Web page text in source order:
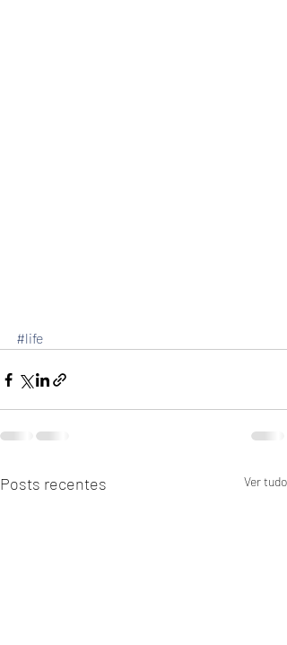
#life
Posts recentes Ver tudo